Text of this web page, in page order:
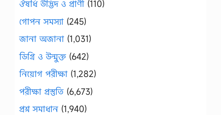
ঔষধি উদ্ভিদ ও প্রাণী (110)
গোপন সমস্যা (245)
জানা অজানা (1,031)
ডিগ্রি ও উন্মুক্ত (642)
নিয়োগ পরীক্ষা (1,282)
পরীক্ষা প্রস্তুতি (6,673)
প্রশ্ন সমাধান (1,940)